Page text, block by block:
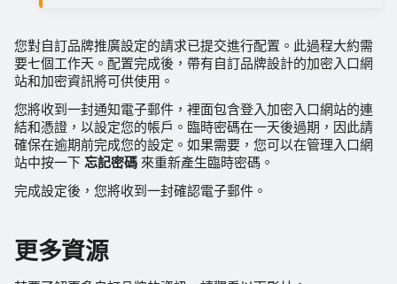
您對自訂品牌推廣設定的請求已提交進行配置。此過程大約需
要七個工作天。配置完成後，帶有自訂品牌設計的加密入口網
站和加密資訊將可供使用。
您將收到一封通知電子郵件，裡面包含登入加密入口網站的連
結和憑證，以設定您的帳戶。臨時密碼在一天後過期，因此請
確保在逾期前完成您的設定。如果需要，您可以在管理入口網
站中按一下 忘記密碼 來重新產生臨時密碼。
完成設定後，您將收到一封確認電子郵件。
更多資源